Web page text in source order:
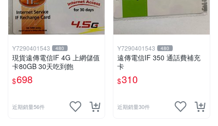
Y7290401543 480
現貨遠傳電信IF 4G 上網儲值
卡80GB 30天吃到飽
$698
近期銷量56件
Y7290401543 480
遠傳電信IF 350 通話費補充
卡
$310
近期銷量30件